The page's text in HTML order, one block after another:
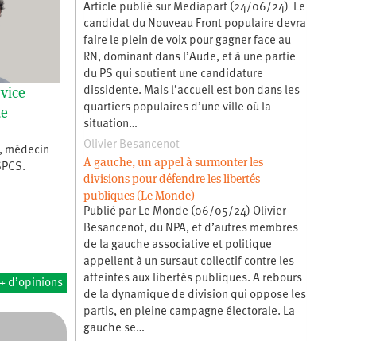
médecin
+ d’opinions
Article publié sur Mediapart (24/06/24) Le
candidat du Nouveau Front populaire devra
faire le plein de voix pour gagner face au
RN, dominant dans l’Aude, et à une partie
du PS qui soutient une candidature
dissidente. Mais l’accueil est bon dans les
quartiers populaires d’une ville où la
situation…
Olivier Besancenot
A gauche, un appel à surmonter les
divisions pour défendre les libertés
publiques (Le Monde)
Publié par Le Monde (06/05/24) Olivier
Besancenot, du NPA, et d’autres membres
de la gauche associative et politique
appellent à un sursaut collectif contre les
atteintes aux libertés publiques. A rebours
de la dynamique de division qui oppose les
partis, en pleine campagne électorale. La
gauche se…